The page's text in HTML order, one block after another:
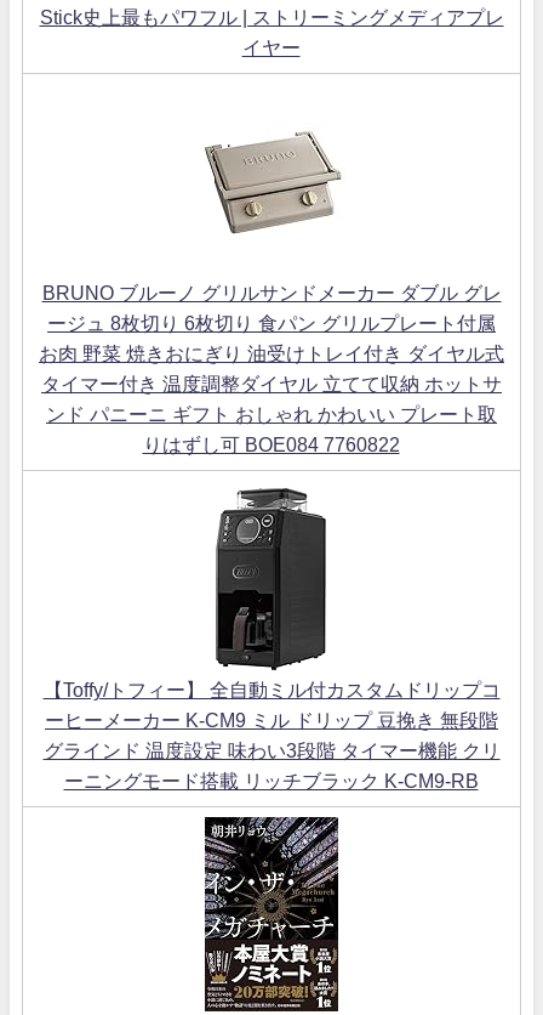
Stick史上最もパワフル | ストリーミングメディアプレ
イヤー
BRUNO ブルーノ グリルサンドメーカー ダブル グレ
ージュ 8枚切り 6枚切り 食パン グリルプレート付属
お肉 野菜 焼きおにぎり 油受けトレイ付き ダイヤル式
タイマー付き 温度調整ダイヤル 立てて収納 ホットサ
ンド パニーニ ギフト おしゃれ かわいい プレート取
りはずし可 BOE084 7760822
【Toffy/トフィー】 全自動ミル付カスタムドリップコ
ーヒーメーカー K-CM9 ミル ドリップ 豆挽き 無段階
グラインド 温度設定 味わい3段階 タイマー機能 クリ
ーニングモード搭載 リッチブラック K-CM9-RB